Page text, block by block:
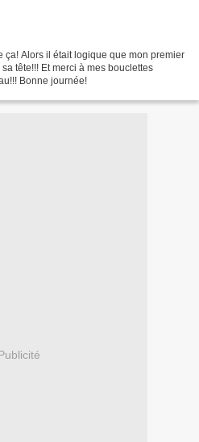
ça! Alors il était logique que mon premier
tête!!! Et merci à mes bouclettes
Bonne journée!